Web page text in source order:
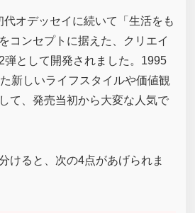
オデッセイに続いて「生活をも
コンセプトに据えた、クリエイ
弾として開発されました。1995
新しいライフスタイルや価値観
て、発売当初から大変な人気で
けると、次の4点があげられま